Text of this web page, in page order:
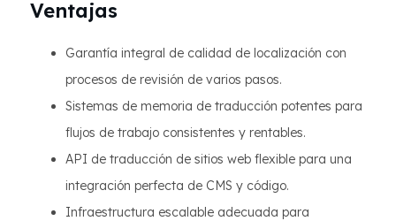
Ventajas
Garantía integral de calidad de localización con
procesos de revisión de varios pasos.
Sistemas de memoria de traducción potentes para
flujos de trabajo consistentes y rentables.
API de traducción de sitios web flexible para una
integración perfecta de CMS y código.
Infraestructura escalable adecuada para